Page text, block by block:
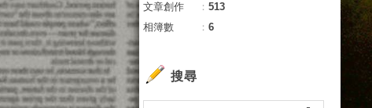
文章創作
： 513
相簿數
： 6
搜尋